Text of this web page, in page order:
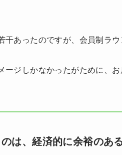
あったのですが、会員制ラウ
ージしかなかったがために、
は、経済的に余裕のあ